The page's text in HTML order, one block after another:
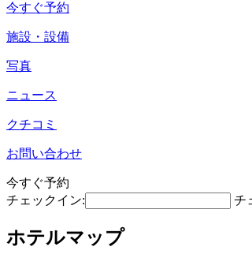
今すぐ予約
施設・設備
写真
ニュース
クチコミ
お問い合わせ
今すぐ予約
チェックイン:
チ
ホテルマップ